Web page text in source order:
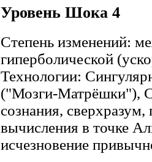
Уровень Шока 4
Степень изменений:
гиперболической
Технологии:
("Мозги-Матрёшки"),
сознания,
вычисления в точке
исчезновение